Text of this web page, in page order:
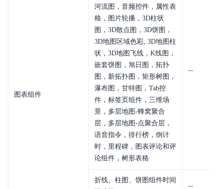
图表组件
河流图，音频控件，属性表
格，图片轮播，3D柱状
图，3D散点图，3D饼图，
3D地图区域色彩, 3D地图柱
状，3D地图飞线，K线图，
嵌套饼图，旭日图，拓扑
图，新拓扑图，矩形树图，
瀑布图，甘特图，Tab控
件，标签页组件，三维场
景，多层地图-蜂窝聚合
层，多层地图-点聚合层，
语音指令，排行榜，倒计
时，里程碑，图表评论和评
论组件，树形表格
--
折线、柱图、饼图组件时间
--